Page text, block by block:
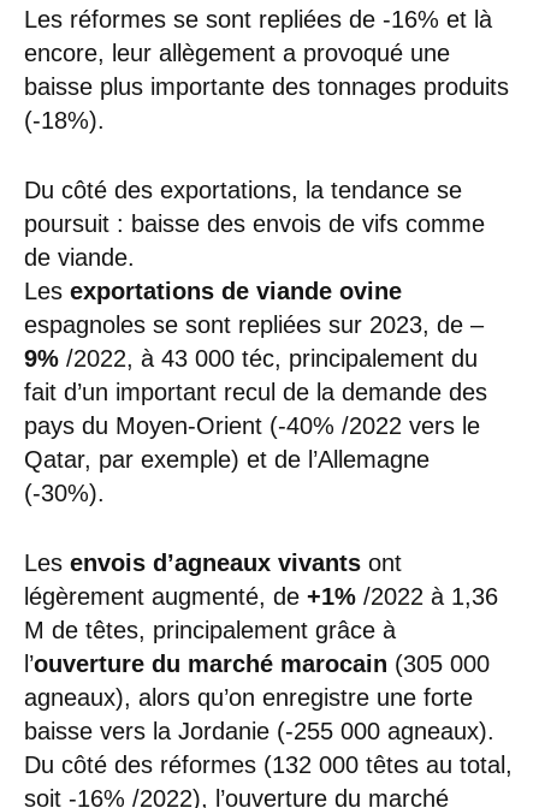
Les réformes se sont repliées de -16% et là
encore, leur allègement a provoqué une
baisse plus importante des tonnages produits
(-18%).
Du côté des exportations, la tendance se
poursuit : baisse des envois de vifs comme
de viande.
Les exportations de viande ovine
espagnoles se sont repliées sur 2023, de –
9% /2022, à 43 000 téc, principalement du
fait d’un important recul de la demande des
pays du Moyen-Orient (-40% /2022 vers le
Qatar, par exemple) et de l’Allemagne
(-30%).
Les envois d’agneaux vivants ont
légèrement augmenté, de +1% /2022 à 1,36
M de têtes, principalement grâce à
l’ouverture du marché marocain (305 000
agneaux), alors qu’on enregistre une forte
baisse vers la Jordanie (-255 000 agneaux).
Du côté des réformes (132 000 têtes au total,
soit -16% /2022), l’ouverture du marché